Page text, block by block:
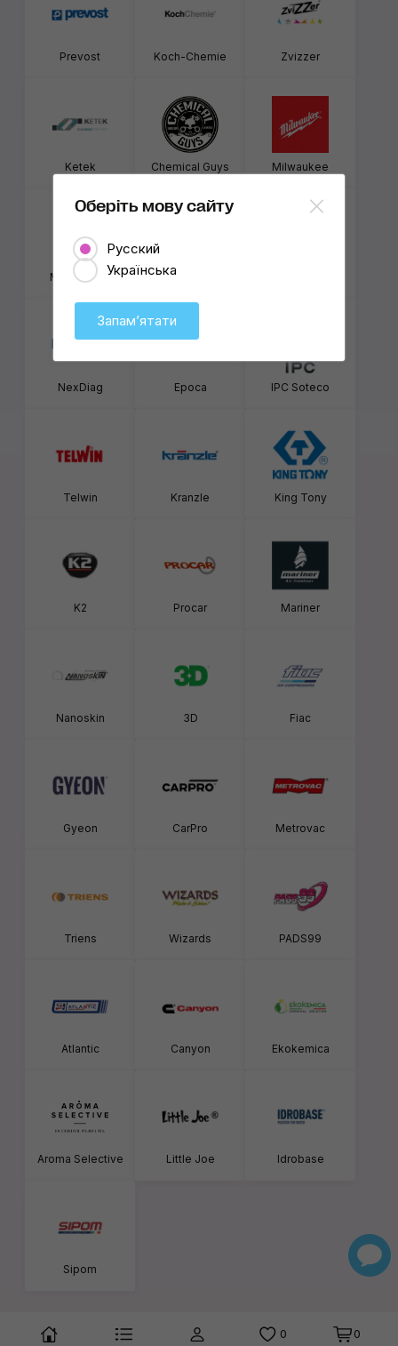
Prevost Koch-Chemie Zvizzer
Ketek Chemical Guys Milwaukee
My Shaldan Novaltec Group
NexDiag Epoca IPC Soteco
Telwin Kranzle King Tony
K2 Procar Mariner
Nanoskin 3D Fiac
Gyeon CarPro Metrovac
Triens Wizards PADS99
Atlantic Canyon Ekokemica
Aroma Selective Little Joe Idrobase
Sipom
0 0
Оберіть мову сайту
Русский
Українська
Запамʼятати